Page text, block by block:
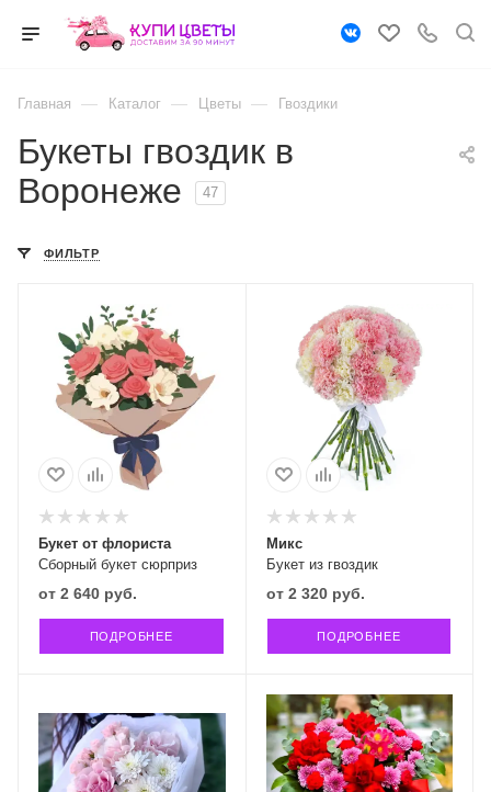
Главная — Каталог — Цветы — Гвоздики
Букеты гвоздик в
Воронеже
47
ФИЛЬТР
Сборный букет сюрприз
Букет от флориста
от 2 640 руб.
ПОДРОБНЕЕ
Букет из гвоздик
Микс
от 2 320 руб.
ПОДРОБНЕЕ